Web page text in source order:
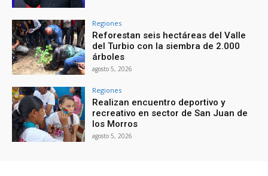
Regiones
Reforestan seis hectáreas del Valle
del Turbio con la siembra de 2.000
árboles
agosto 5, 2026
Regiones
Realizan encuentro deportivo y
recreativo en sector de San Juan de
los Morros
agosto 5, 2026